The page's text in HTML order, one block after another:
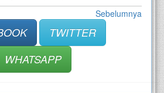
Sebelumnya
TWITTER
WHATSAPP